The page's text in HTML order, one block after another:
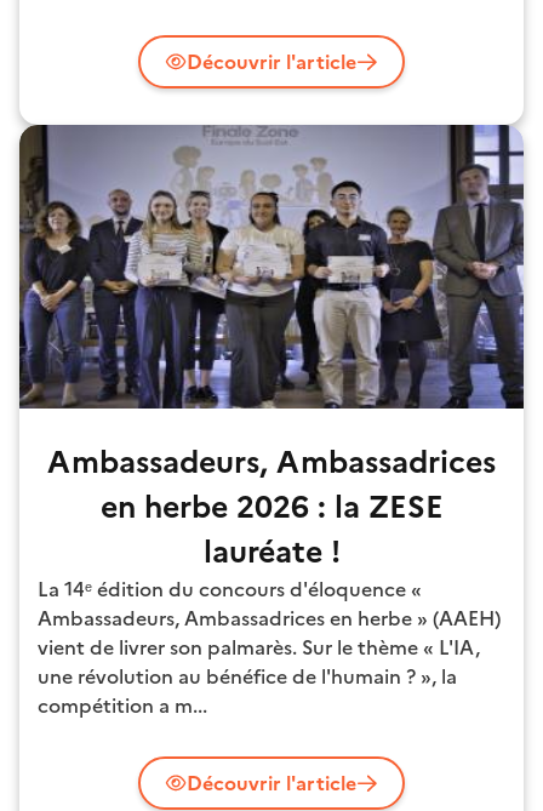
Découvrir l'article
Ambassadeurs, Ambassadrices
en herbe 2026 : la ZESE
lauréate !
La 14ᵉ édition du concours d'éloquence «
Ambassadeurs, Ambassadrices en herbe » (AAEH)
vient de livrer son palmarès. Sur le thème « L'IA,
une révolution au bénéfice de l'humain ? », la
compétition a m...
Découvrir l'article